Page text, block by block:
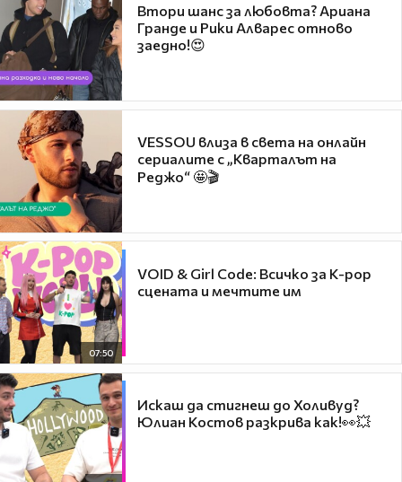
Втори шанс за любовта? Ариана
Гранде и Рики Алварес отново
заедно!😍
VESSOU влиза в света на онлайн
сериалите с „Кварталът на
Реджо“ 🤩🎬
07:50
VOID & Girl Code: Всичко за K-pop
сцената и мечтите им
Искаш да стигнеш до Холивуд?
Юлиан Костов разкрива как!👀💥